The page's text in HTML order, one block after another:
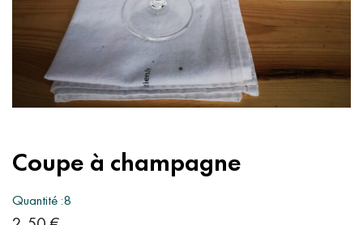
Coupe à champagne
Quantité :8